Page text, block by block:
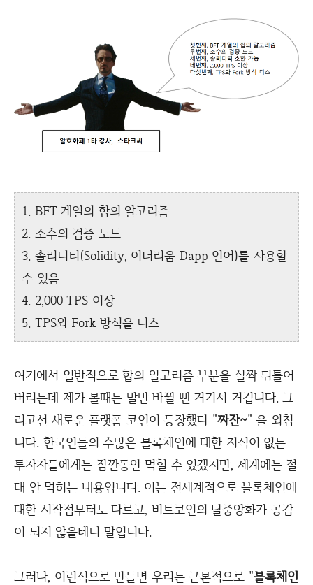
1. BFT 계열의 합의 알고리즘
2. 소수의 검증 노드
3. 솔리디티(Solidity, 이더리움 Dapp 언어)를 사용할
수 있음
4. 2,000 TPS 이상
5. TPS와 Fork 방식을 디스
여기에서 일반적으로 합의 알고리즘 부분을 살짝 뒤틀어
버리는데 제가 볼때는 말만 바뀔 뻔 거기서 거깁니다. 그
리고선 새로운 플랫폼 코인이 등장했다 "짜잔~" 을 외칩
니다. 한국인들의 수많은 블록체인에 대한 지식이 없는
투자자들에게는 잠깐동안 먹힐 수 있겠지만, 세계에는 절
대 안 먹히는 내용입니다. 이는 전세계적으로 블록체인에
대한 시작점부터도 다르고, 비트코인의 탈중앙화가 공감
이 되지 않을테니 말입니다.
그러나, 이런식으로 만들면 우리는 근본적으로 "블록체인